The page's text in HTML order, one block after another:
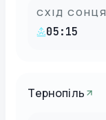
СХІД СОНЦЯ
05:15
Тернопіль